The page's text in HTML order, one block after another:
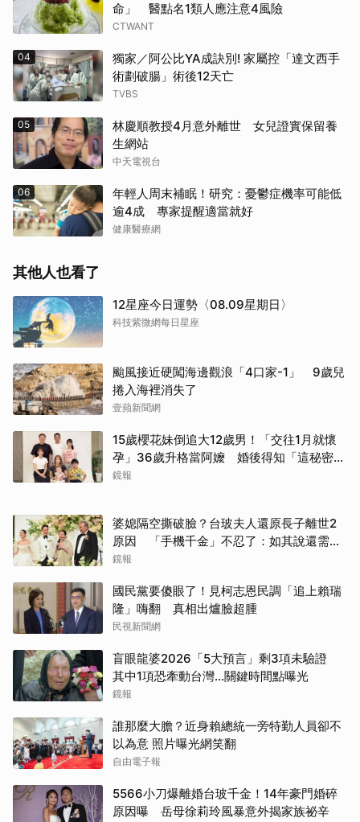
命」 醫點名1類人應注意4風險
CTWANT
04
獨家／阿公比YA成訣別! 家屬控「達文西手
術劃破腸」術後12天亡
TVBS
05
林慶順教授4月意外離世 女兒證實保留養
生網站
中天電視台
06
年輕人周末補眠！研究：憂鬱症機率可能低
逾4成 專家提醒適當就好
健康醫療網
其他人也看了
12星座今日運勢〈08.09星期日〉
科技紫微網每日星座
颱風接近硬闖海邊觀浪「4口家-1」 9歲兒
捲入海裡消失了
壹蘋新聞網
15歲櫻花妹倒追大12歲男！「交往1月就懷
孕」36歲升格當阿嬤 婚後得知「這秘密」
傻眼了
鏡報
婆媳隔空撕破臉？台玻夫人還原長子離世2
原因 「手機千金」不忍了：如其說還需要
離開嗎？
鏡報
國民黨要傻眼了！見柯志恩民調「追上賴瑞
隆」嗨翻 真相出爐臉超腫
民視新聞網
盲眼龍婆2026「5大預言」剩3項未驗證
其中1項恐牽動台灣...關鍵時間點曝光
鏡報
誰那麼大膽？近身賴總統一旁特勤人員卻不
以為意 照片曝光網笑翻
自由電子報
5566小刀爆離婚台玻千金！14年豪門婚碎
原因曝 岳母徐莉玲風暴意外揭家族祕辛